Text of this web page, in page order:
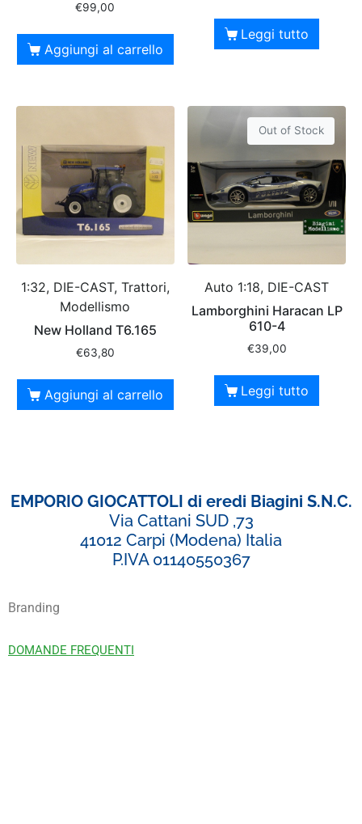
€99,00
Aggiungi al carrello
Leggi tutto
1:32, DIE-CAST, Trattori,
Modellismo
New Holland T6.165
€63,80
Aggiungi al carrello
Out of Stock
Auto 1:18, DIE-CAST
Lamborghini Haracan LP
610-4
€39,00
Leggi tutto
EMPORIO GIOCATTOLI di eredi Biagini S.N.C.
Via Cattani SUD ,73
41012 Carpi (Modena) Italia
P.IVA 01140550367
Branding
DOMANDE FREQUENTI